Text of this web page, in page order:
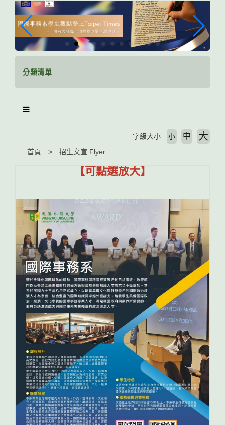
分類清單
首頁 招生文宣 Flyer
字級大小 小 中 大
【可點選放大】